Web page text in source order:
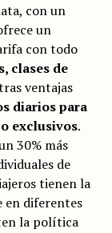
con un
un
con todo
clases de
ventajas
diarios para
exclusivos.
30% más
de
tienen la
en diferentes
la política